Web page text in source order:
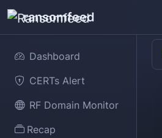
ransomfeed
Dashboard
CERTs Alert
RF Domain Monitor
Recap